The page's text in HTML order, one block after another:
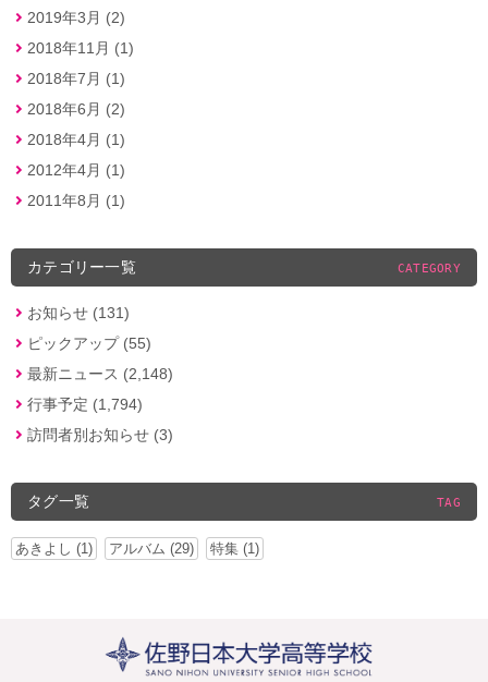
2019年3月 (2)
2018年11月 (1)
2018年7月 (1)
2018年6月 (2)
2018年4月 (1)
2012年4月 (1)
2011年8月 (1)
カテゴリー一覧 CATEGORY
お知らせ (131)
ピックアップ (55)
最新ニュース (2,148)
行事予定 (1,794)
訪問者別お知らせ (3)
タグ一覧 TAG
あきよし (1) アルバム (29) 特集 (1)